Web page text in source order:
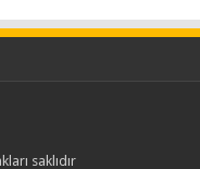
saklıdır